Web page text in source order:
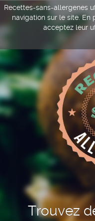
Recettes-sans-allergenes
navigation sur le site. En
acceptez leur
Trouvez